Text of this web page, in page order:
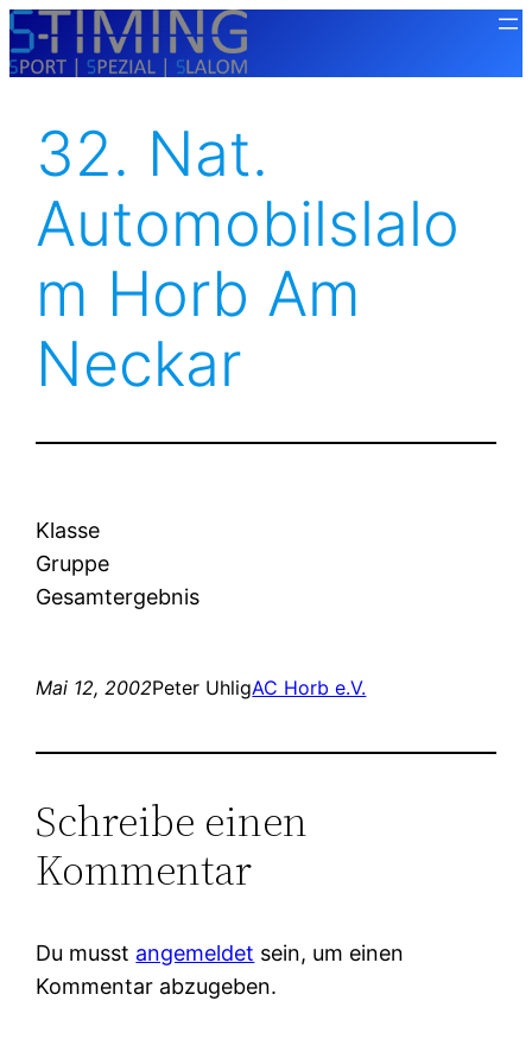
Zum
Inhalt
32. Nat.
Automobilslalo
M Horb Am
Neckar
Klasse
Gruppe
Gesamtergebnis
Mai 12, 2002Peter UhligAC Horb e.V.
Schreibe einen
Kommentar
Du musst angemeldet sein, um einen
Kommentar abzugeben.